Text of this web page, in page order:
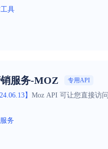
具
服务-MOZ 专用API
】 Moz API 可让您直接访
务